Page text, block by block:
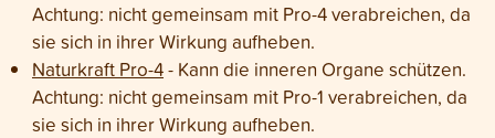
Achtung: nicht gemeinsam mit Pro-4 verabreichen, da
sie sich in ihrer Wirkung aufheben.
Naturkraft Pro-4- Kann die inneren Organe schützen.
Achtung: nicht gemeinsam mit Pro-1 verabreichen, da
sie sich in ihrer Wirkung aufheben.